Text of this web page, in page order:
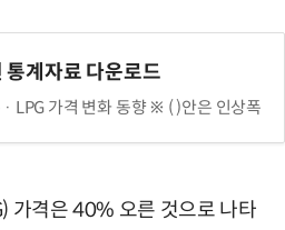
통계자료 다운로드
· LPG 가격 변화 동향 ※ ( )안은 인상폭
가격은 40% 오른 것으로 나타